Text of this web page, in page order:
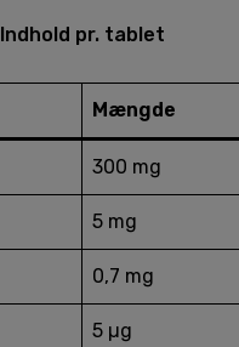
Indhold pr. tablet
Mængde
300 mg
5 mg
0,7 mg
5 µg